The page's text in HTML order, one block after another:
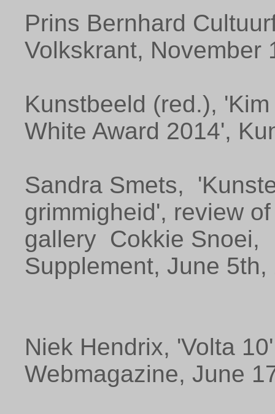
Prins Bernhard
Volkskrant, November
Kunstbeeld (red.),
White Award 2014',
Sandra Smets,
grimmigheid', review
gallery Cokkie Snoei,
Supplement, June 5th,
Niek Hendrix, 'Volta
Webmagazine, June